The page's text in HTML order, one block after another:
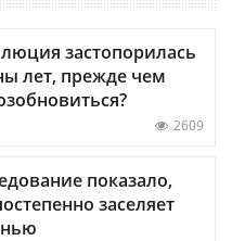
застопорилась
лет, прежде чем
2609
показало,
заселяет